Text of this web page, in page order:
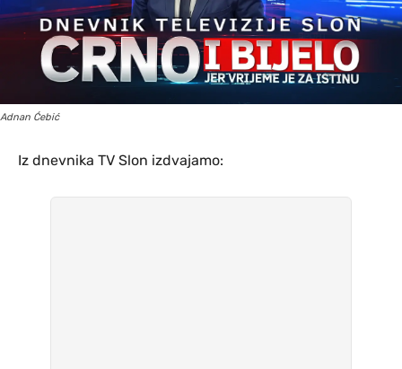
Adnan Ćebić
Iz dnevnika TV Slon izdvajamo: